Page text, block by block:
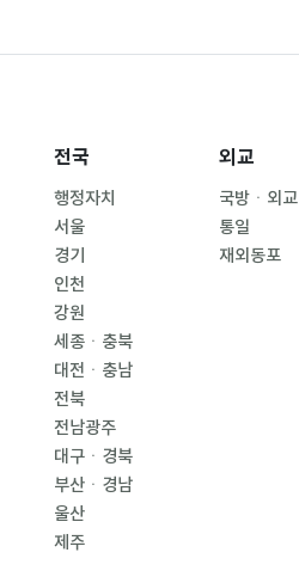
전국
행정자치
서울
경기
인천
강원
세종ㆍ충북
대전ㆍ충남
전북
전남광주
대구ㆍ경북
부산ㆍ경남
울산
제주
외교
국방ㆍ외교
통일
재외동포